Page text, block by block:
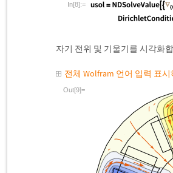
In[8]:=
자기 전위 및 기울기를 시각화
전체 Wolfram 언어 입력 표
Out[9]=